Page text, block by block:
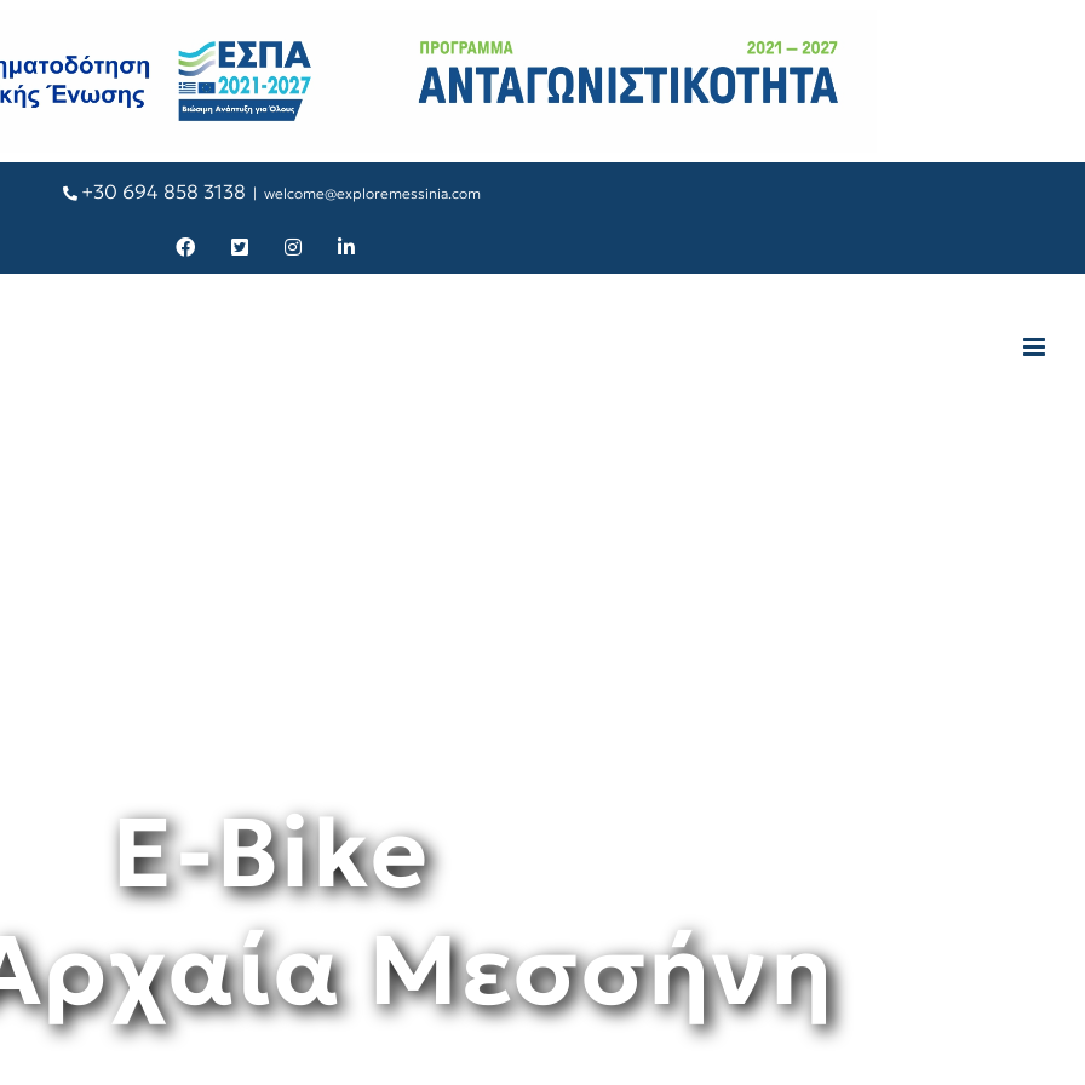
+30 694 858 3138 | welcome@exploremessinia.com
Facebook
X InstagramLinkedIn
E-Βike
Μεσσήνη